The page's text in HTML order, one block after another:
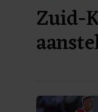
Zuid-